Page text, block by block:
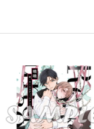
サンプル 作品詳
刀剣男士のクイズ本
道草ランプ
専売 1,257円（税込）